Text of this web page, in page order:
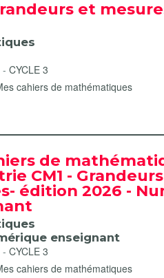
et
-CYCLE 3
cahiers de mathématiques
de
CM1 -
édition 2026 -
enseignant
-CYCLE 3
cahiers de mathématiques